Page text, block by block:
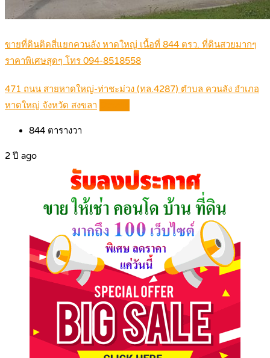
ขายที่ดินติดสี่แยกควนลัง หาดใหญ่ เนื้อที่ 844 ตรว. ที่ดินสวยมากๆ
ราคาพิเศษสุดๆ โทร 094-8518558
471 ถนน สายหาดใหญ่-ท่าชะม่วง (ทล.4287) ตำบล ควนลัง อำเภอ
หาดใหญ่ จังหวัด สงขลา
844 ตารางวา
2 ปี ago